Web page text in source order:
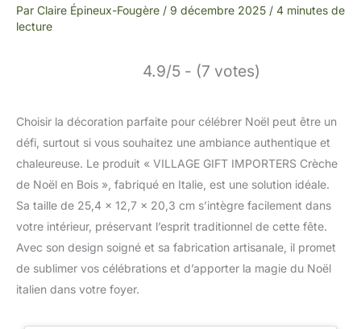
Par Claire Épineux-Fougère / 9 décembre 2025 / 4 minutes de
lecture
4.9/5 - (7 votes)
Choisir la décoration parfaite pour célébrer Noël peut être un
défi, surtout si vous souhaitez une ambiance authentique et
chaleureuse. Le produit « VILLAGE GIFT IMPORTERS Crèche
de Noël en Bois », fabriqué en Italie, est une solution idéale.
Sa taille de 25,4 x 12,7 x 20,3 cm s’intègre facilement dans
votre intérieur, préservant l’esprit traditionnel de cette fête.
Avec son design soigné et sa fabrication artisanale, il promet
de sublimer vos célébrations et d’apporter la magie du Noël
italien dans votre foyer.